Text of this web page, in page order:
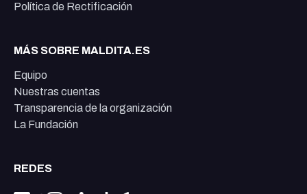
Política de Rectificación
MÁS SOBRE MALDITA.ES
Equipo
Nuestras cuentas
Transparencia de la organización
La Fundación
REDES